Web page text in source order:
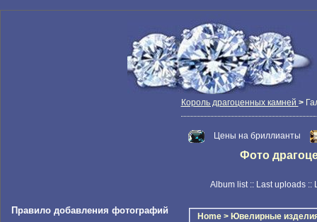
Король драгоценных камней >
Цены на бриллианты
Фото
Album list:: Last uploads ::
Правило добавления фотографий
Home > Ювелирные